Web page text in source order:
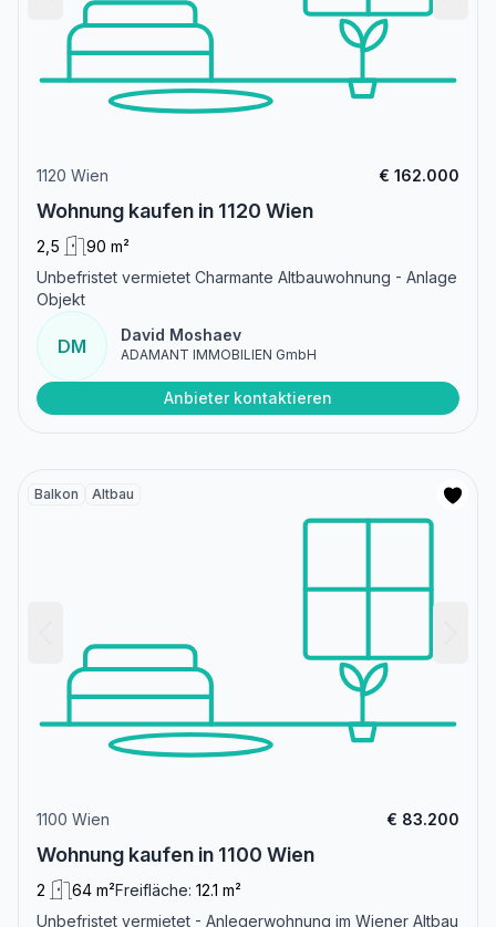
1120 Wien € 162.000
Wohnung kaufen in 1120 Wien
2,5
90 m²
Unbefristet vermietet Charmante Altbauwohnung - Anlage
Objekt
DM
David Moshaev
ADAMANT IMMOBILIEN GmbH
Anbieter kontaktieren
Balkon Altbau
1100 Wien € 83.200
Wohnung kaufen in 1100 Wien
2 64 m²Freifläche: 12.1 m²
Unbefristet vermietet - Anlegerwohnung im Wiener Altbau